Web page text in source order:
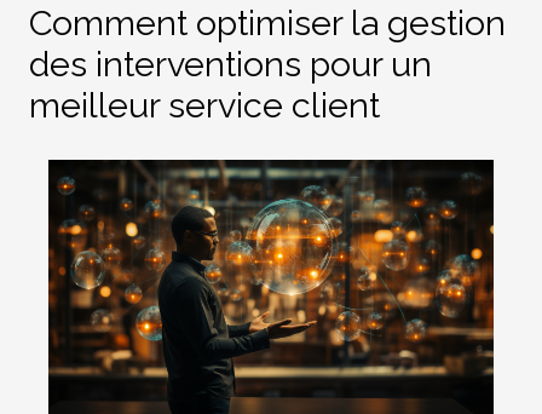
Comment optimiser la gestion
des interventions pour un
meilleur service client